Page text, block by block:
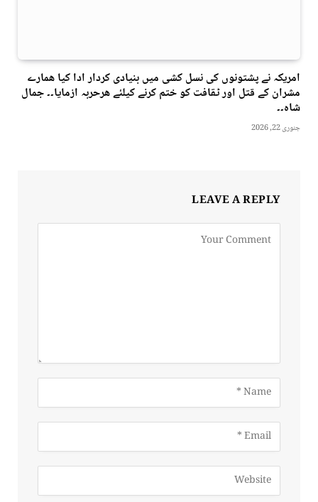
امریکہ نے پشتونوں کی نسل کشی میں بنیادی کردار ادا کیا ھمارے
مشران کے قتل اور ٹقافت کو ختم کرنے کیلئے ھرحربہ ازمایا۔۔ جمال
شاہ۔۔
جنوری 22, 2026
LEAVE A REPLY